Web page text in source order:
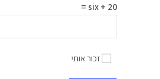
six + 20 =
זכור אותי